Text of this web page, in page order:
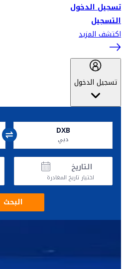
تسجيل الدخول
التسجيل
اكتشف المزيد
تسجيل الدخول
DXB
دبي
التاريخ
اختيار تاريخ المغادرة
البحث